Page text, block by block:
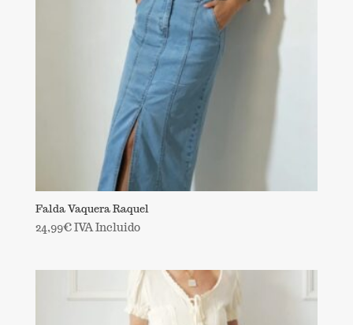
Falda Vaquera Raquel
24,99€IVA Incluido